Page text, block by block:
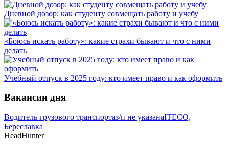
Дневной дозор: как студенту совмещать работу и учебу
«Боюсь искать работу»: какие страхи бывают и что с ними
делать
Учебный отпуск в 2025 году: кто имеет право и как оформить
Вакансии дня
Водитель грузового транспортаз/п не указанаITECO,
Береславка
HeadHunter